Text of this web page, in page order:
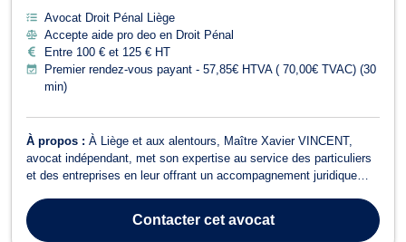
Avocat Droit Pénal Liège
Accepte aide pro deo en Droit Pénal
Entre 100 € et 125 € HT
Premier rendez-vous payant - 57,85€ HTVA ( 70,00€ TVAC) (30
min)
À propos : À Liège et aux alentours, Maître Xavier VINCENT,
avocat indépendant, met son expertise au service des particuliers
et des entreprises en leur offrant un accompagnement juridique
privé et droit des affaires de l’Université de Liège, il intervient tant
en...
Contactercet avocat